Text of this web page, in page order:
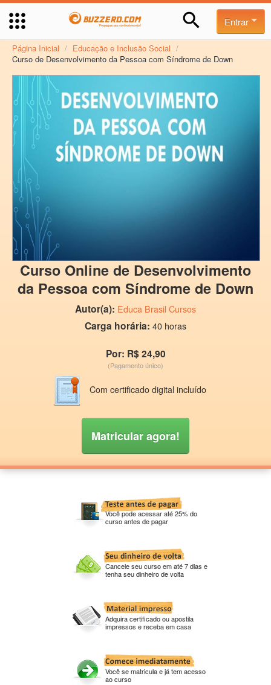
Entrar
Página Inicial / Educação e Inclusão Social /
Curso de Desenvolvimento da Pessoa com Síndrome de Down
Curso Online de Desenvolvimento
da Pessoa com Síndrome de Down
Autor(a): Educa Brasil Cursos
Carga horária: 40 horas
Por: R$ 24,90
(Pagamento único)
Com certificado digital incluído
Matricular agora!
Você pode acessar até 25% do
curso antes de pagar
Cancele seu curso em até 7 dias e
tenha seu dinheiro de volta
Adquira certificado ou apostila
impressos e receba em casa
Você se matricula e já tem acesso
ao curso